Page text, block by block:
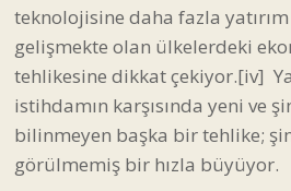
teknolojisine daha fazla
gelişmekte olan ülkelerdeki
tehlikesine dikkat çekiyor.[iv]
istihdamın karşısında yeni ve
bilinmeyen başka bir tehlike;
görülmemiş bir hızla büyüyor.